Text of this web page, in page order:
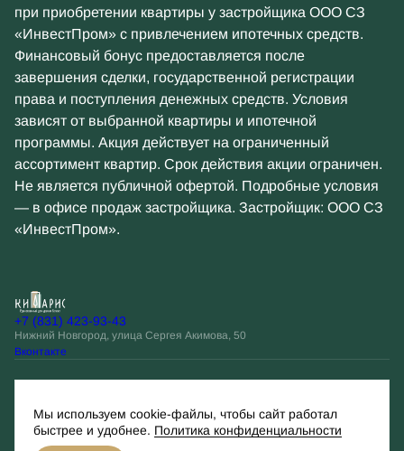
при приобретении квартиры у застройщика ООО СЗ
«ИнвестПром» с привлечением ипотечных средств.
Финансовый бонус предоставляется после
завершения сделки, государственной регистрации
права и поступления денежных средств. Условия
зависят от выбранной квартиры и ипотечной
программы. Акция действует на ограниченный
ассортимент квартир. Срок действия акции ограничен.
Не является публичной офертой. Подробные условия
— в офисе продаж застройщика. Застройщик: ООО СЗ
«ИнвестПром».
+7 (831) 423-93-43
Нижний Новгород, улица Сергея Акимова, 50
Вконтакте
Оставить заявку
Мы используем cookie-файлы, чтобы сайт работал
быстрее и удобнее. Политика конфиденциальности